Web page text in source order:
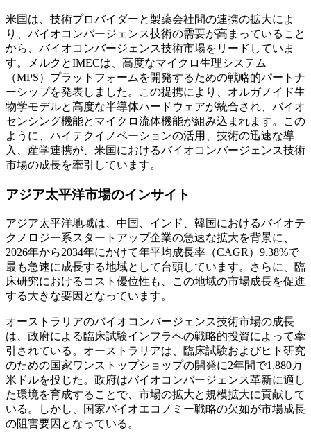
米国は、技術プロバイダーと製薬会社間の連携の拡大によ
り、バイオコンバージェンス技術の需要が高まっていること
から、バイオコンバージェンス技術市場をリードしていま
す。メルクとIMECは、高度なマイクロ生理システム
（MPS）プラットフォームを開発するための戦略的パートナ
ーシップを発表しました。この提携により、オルガノイド生
物学モデルと高度な半導体ハードウェアが統合され、バイオ
センシング機能とマイクロ流体機能が組み込まれます。この
ように、ハイテクイノベーションの活用、技術の迅速な導
入、産学連携が、米国におけるバイオコンバージェンス技術
市場の成長を牽引しています。
アジア太平洋市場のインサイト
アジア太平洋地域は、中国、インド、韓国におけるバイオテ
クノロジー系スタートアップ企業の急速な拡大を背景に、
2026年から2034年にかけて年平均成長率（CAGR）9.38%で
最も急速に成長する地域として台頭しています。さらに、臨
床研究におけるコスト優位性も、この地域の市場成長を促進
する大きな要因となっています。
オーストラリアのバイオコンバージェンス技術市場の成長
は、政府による臨床試験インフラへの戦略的投資によって牽
引されている。オーストラリアは、臨床試験およびヒト研究
のための国家ワンストップショップの開発に2年間で1,880万
米ドルを投じた。政府はバイオコンバージェンス革新に適し
た環境を育成することで、市場の拡大と規模拡大に貢献して
いる。しかし、国家バイオエコノミー戦略の欠如が市場成長
の阻害要因となっている。